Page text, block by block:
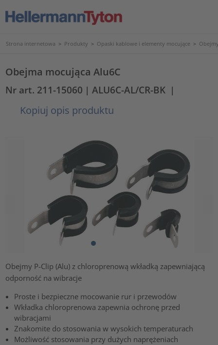
Strona internetowa > Produkty > Opaski kablowe i elementy mocujące >
Obejma mocująca Alu6C
Nr art. 211-15060 | ALU6C-AL/CR-BK |
Kopiuj opis produktu
Obejmy P-Clip (Alu) z chloroprenową wkładką zapewniającą
odporność na wibracje
Proste i bezpieczne mocowanie rur i przewodów
Wkładka chloroprenowa zapewnia ochronę przed
wibracjami
Znakomite do stosowania w wysokich temperaturach
Możliwość stosowania przy dużych naprężeniach